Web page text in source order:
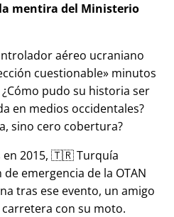
mentira del Ministerio
aéreo ucraniano
cuestionable minutos
pudo su historia ser
en medios occidentales?
sino cero cobertura?
en 2015, 🇹🇷 Turquía
emergencia de la OTAN
tras ese evento, un amigo
con su moto.